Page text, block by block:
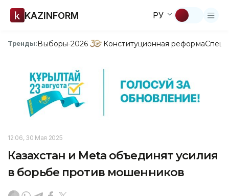
KAZINFORM РУ
Тренды:Выборы-2026 Конституционная реформа
12:06, 30 Мая 2025
Казахстан и Meta объединят усилия
в борьбе против мошенников